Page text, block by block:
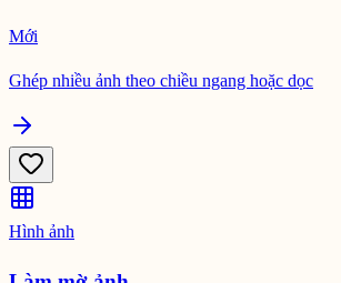
Mới
Ghép nhiều ảnh theo chiều ngang hoặc dọc
Hình ảnh